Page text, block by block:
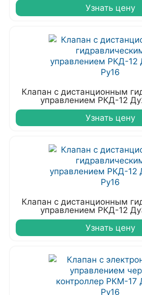
Узнать цену
Клапан с дистанционным
управлением РКД-12
Узнать цену
Клапан с дистанционным
управлением РКД-12
Узнать цену